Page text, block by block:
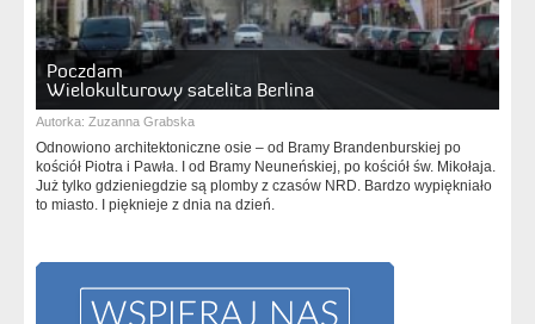
Poczdam
Wielokulturowy satelita Berlina
Autorka: Zuzanna Grabska
Odnowiono architektoniczne osie – od Bramy Brandenburskiej po
kościół Piotra i Pawła. I od Bramy Neuneńskiej, po kościół św. Mikołaja.
Już tylko gdzieniegdzie są plomby z czasów NRD. Bardzo wypiękniało
to miasto. I pięknieje z dnia na dzień.